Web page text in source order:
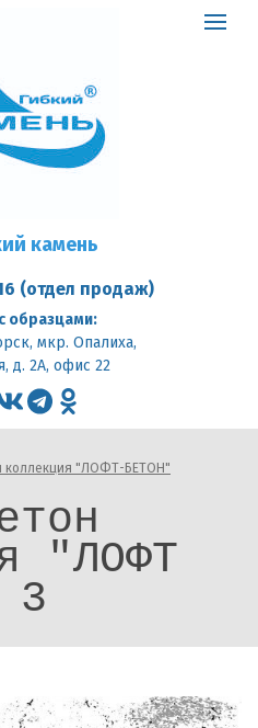
камень
(отдел продаж)
образцами:
мкр. Опалиха,
д. 2А, офис 22
telegramodnoklassniki
Toggle
коллекция "ЛОФТ-БЕТОН"
"ЛОФТ
3